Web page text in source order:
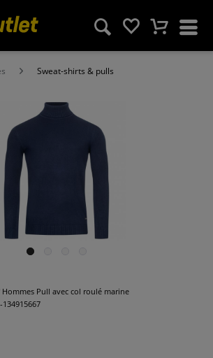
Sweat-shirts & pulls
Hommes Pull avec col roulé marine
134915667